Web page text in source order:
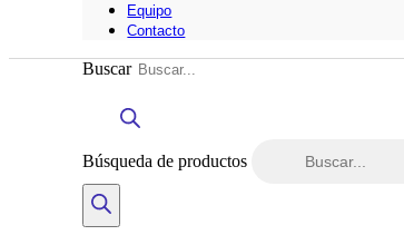
Equipo
Contacto
Buscar
Búsqueda de productos